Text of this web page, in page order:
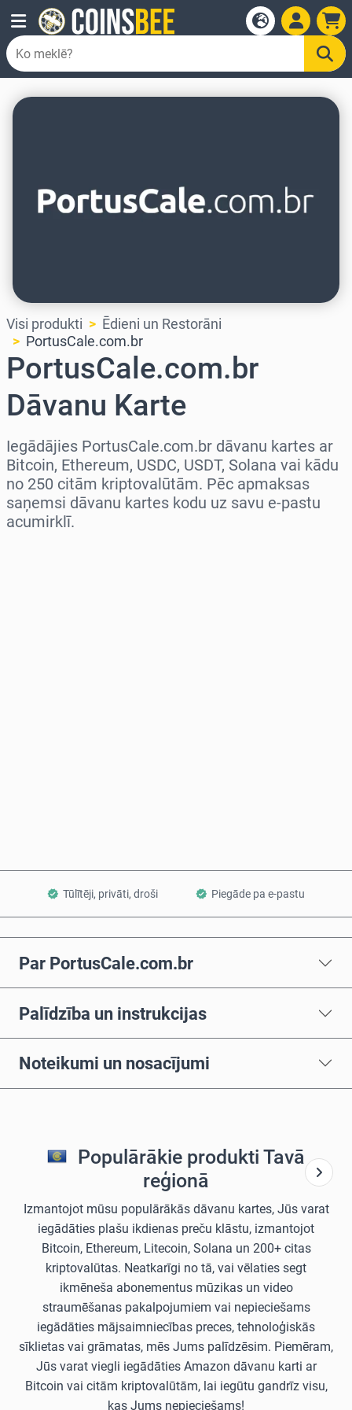
Visi produkti
Ēdieni un Restorāni
PortusCale.com.br
PortusCale.com.br
Dāvanu Karte
Iegādājies PortusCale.com.br dāvanu kartes ar
Bitcoin, Ethereum, USDC, USDT, Solana vai kādu
no 250 citām kriptovalūtām. Pēc apmaksas
saņemsi dāvanu kartes kodu uz savu e-pastu
acumirklī.
Tūlītēji, privāti, droši Piegāde pa e-pastu
Par PortusCale.com.br
Palīdzība un instrukcijas
Noteikumi un nosacījumi
Populārākie produkti Tavā
reģionā
Izmantojot mūsu populārākās dāvanu kartes, Jūs varat
iegādāties plašu ikdienas preču klāstu, izmantojot
Bitcoin, Ethereum, Litecoin, Solana un 200+ citas
kriptovalūtas. Neatkarīgi no tā, vai vēlaties segt
ikmēneša abonementus mūzikas un video
straumēšanas pakalpojumiem vai nepieciešams
iegādāties mājsaimniecības preces, tehnoloģiskās
sīklietas vai grāmatas, mēs Jums palīdzēsim. Piemēram,
Jūs varat viegli iegādāties Amazon dāvanu karti ar
Bitcoin vai citām kriptovalūtām, lai iegūtu gandrīz visu,
kas Jums nepieciešams!